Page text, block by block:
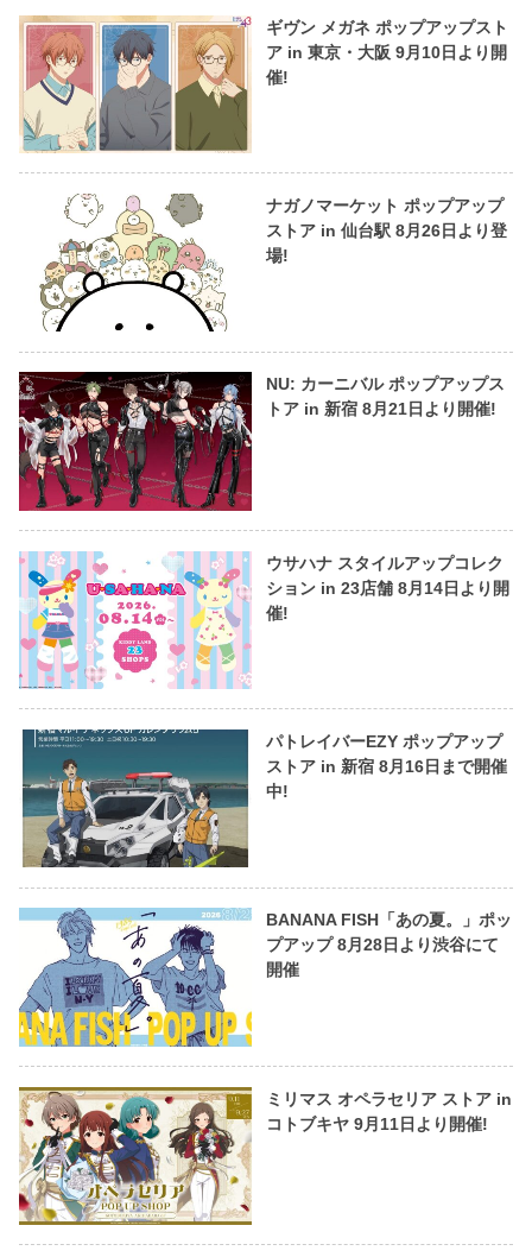
ギヴン メガネ ポップアップスト
ア in 東京・大阪 9月10日より開
催!
ナガノマーケット ポップアップ
ストア in 仙台駅 8月26日より登
場!
NU: カーニバル ポップアップス
トア in 新宿 8月21日より開催!
ウサハナ スタイルアップコレク
ション in 23店舗 8月14日より開
催!
パトレイバーEZY ポップアップ
ストア in 新宿 8月16日まで開催
中!
BANANA FISH「あの夏。」ポッ
プアップ 8月28日より渋谷にて
開催
ミリマス オペラセリア ストア in
コトブキヤ 9月11日より開催!